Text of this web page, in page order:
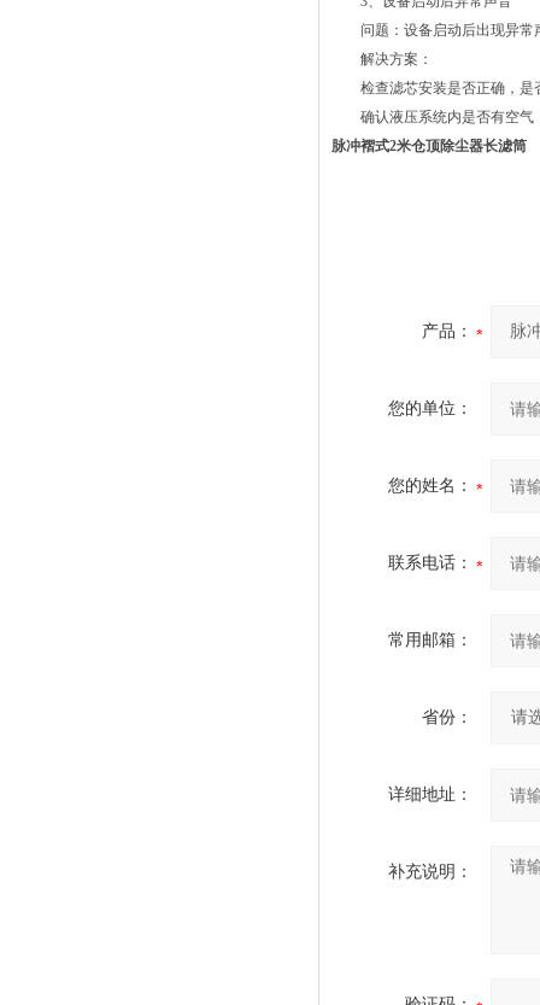
问题：设备启动后出现异常
解决方案：
检查滤芯安装是否正确，是
确认液压系统内是否有空气
脉冲褶式2米仓顶除尘器长滤筒
产品：
您的单位：
您的姓名：
联系电话：
常用邮箱：
省份：
详细地址：
补充说明：